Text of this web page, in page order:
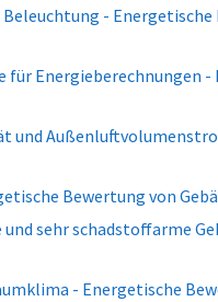
- Energetische
Energieberechnungen -
Bewertung von
sehr schadstoffarme
- Energetische